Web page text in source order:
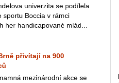
univerzita se podílela
sportu Boccia v rámci
her handicapované mlád...
přivítají na 900
mezinárodní akce se